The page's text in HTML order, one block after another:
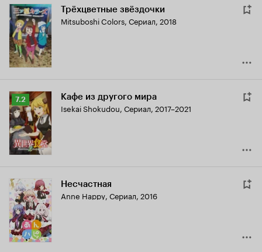
Трёхцветные звёздочки
Mitsuboshi Colors, Сериал, 2018
Рейтинг
Кинопоиска
7.2
7.2 Кафе из другого мира
Isekai Shokudou, Сериал, 2017–2021
Несчастная
Anne Happy, Сериал, 2016